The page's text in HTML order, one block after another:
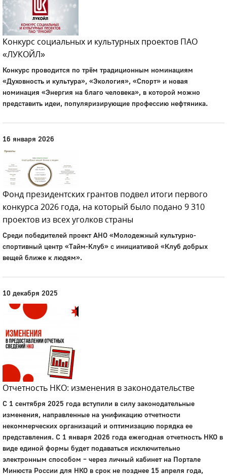
Конкурс социальных и культурных проектов ПАО
«ЛУКОЙЛ»
Конкурс проводится по трём традиционным номинациям
«Духовность и культура», «Экология», «Спорт» и новая
номинация «Энергия на благо человека», в которой можно
представить идеи, популяризирующие профессию нефтяника.
16 января 2026
Фонд президентских грантов подвел итоги первого
конкурса 2026 года, на который было подано 9 310
проектов из всех уголков страны
Среди победителей проект АНО «Молодежный культурно-
спортивный центр «Тайм-Клуб» с инициативой «Клуб добрых
вещей ближе к людям».
10 декабря 2025
Отчетность НКО: изменения в законодательстве
С 1 сентября 2025 года вступили в силу законодательные
изменения, направленные на унификацию отчетности
некоммерческих организаций и оптимизацию порядка ее
представления. С 1 января 2026 года ежегодная отчетность НКО в
виде единой формы будет подаваться исключительно
электронным способом – через личный кабинет на Портале
Минюста России для НКО в срок не позднее 15 апреля года,